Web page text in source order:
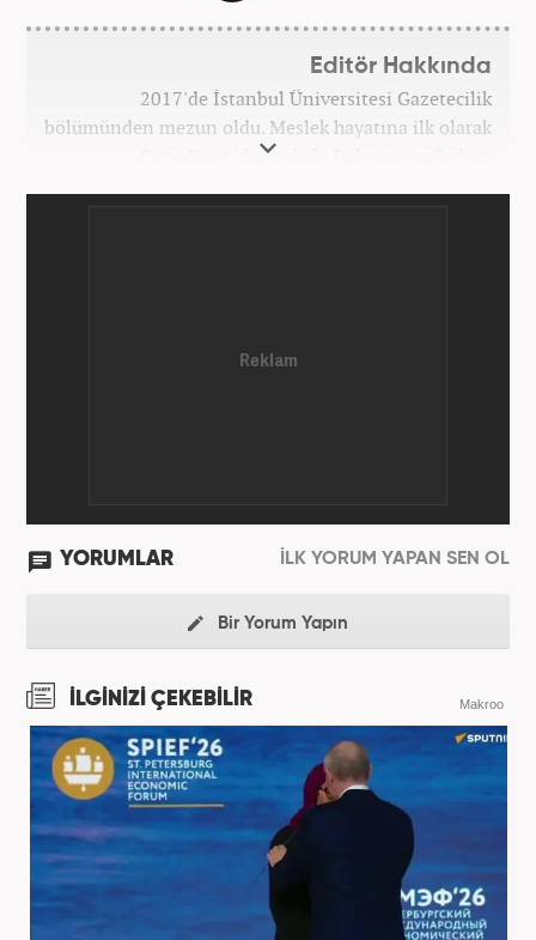
Editör Hakkında
2017'de İstanbul Üniversitesi Gazetecilik
bölümünden mezun oldu. Meslek hayatına ilk olarak
Genç Dergi'de başladı. Daha sonra Sadece
YORUMLAR İLK YORUM YAPAN SEN OL
Bir Yorum Yapın
İLGİNİZİ ÇEKEBİLİR Makroo